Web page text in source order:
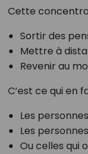
Cette
Sortir des
Mettre à
Revenir au
C’est ce qui en
Les
Les
Ou celles qui